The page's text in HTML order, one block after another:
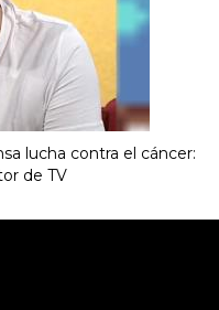
lucha contra el cáncer:
de TV